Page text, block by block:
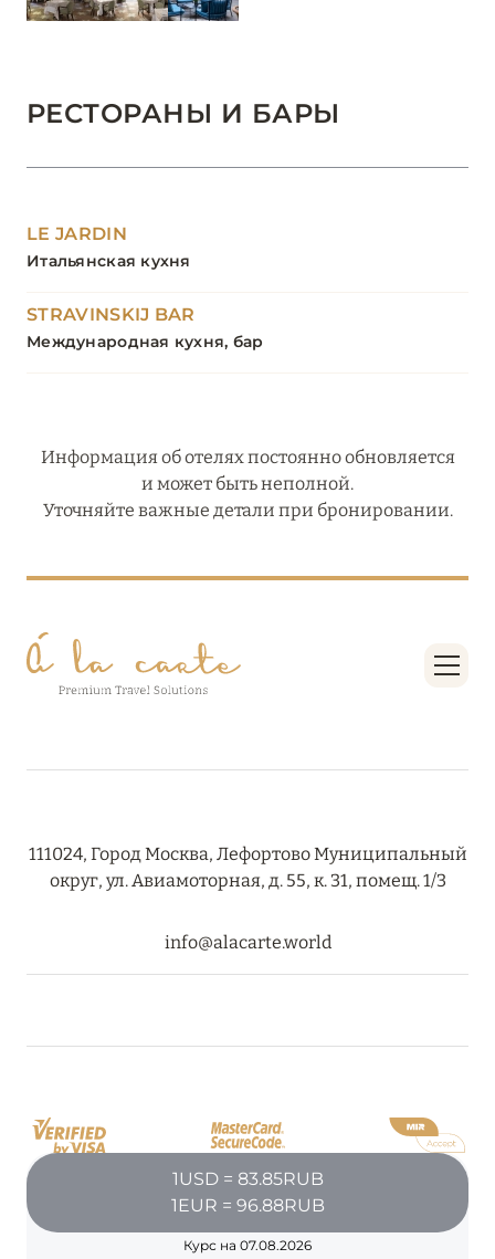
РЕСТОРАНЫ И БАРЫ
LE JARDIN
Итальянская кухня
STRAVINSKIJ BAR
Международная кухня, бар
Информация об отелях постоянно обновляется
и может быть неполной.
Уточняйте важные детали при бронировании.
111024, Город Москва, Лефортово Муниципальный
округ, ул. Авиамоторная, д. 55, к. 31, помещ. 1/3
info@alacarte.world
1USD = 83.85RUB
1EUR = 96.88RUB
Курс на 07.08.2026